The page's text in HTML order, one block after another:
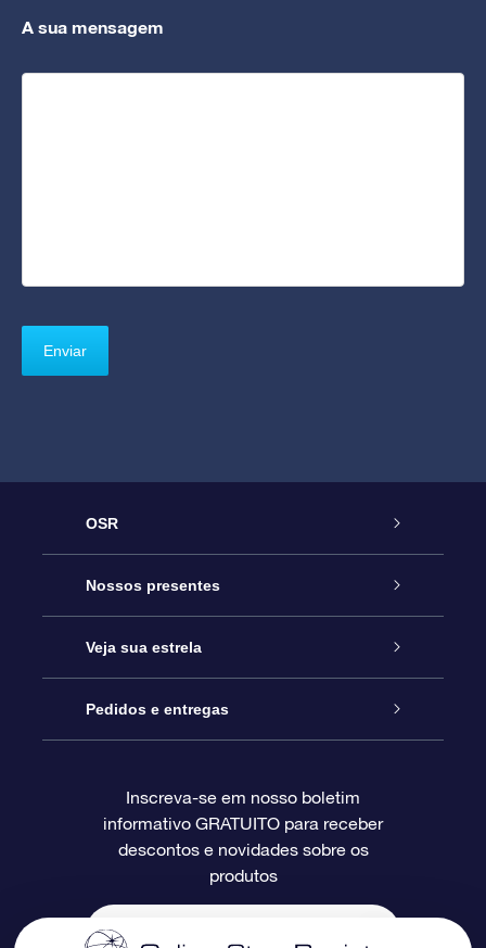
A sua mensagem
OSR
Serviço
Entre em contato conosco
Blog
Avaliações
Nossos presentes
Presente estrelar on-line
Pacote de presente da OSR
O cartão de presente da OSR
Presentes corporativos
Veja sua estrela
Star Register
Página estelar personalizada
Um Milhão de Estrelas
Pedidos e entregas
Informações de pagamento
Inscreva-se em nosso boletim
informativo GRATUITO para receber
descontos e novidades sobre os
produtos